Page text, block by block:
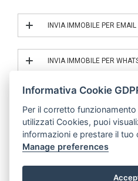
INVIA IMMOBILE PER EMAIL
INVIA IL RIF. 2/25007
INVIA IMMOBILE PER
INVIA IL RIF. 2/25007
© | P.IVA
Mobile Application v.2019
Informativa Cookie
Per il corretto
utilizzati Cookies, puoi
informazioni e prestare il
Manage preferences